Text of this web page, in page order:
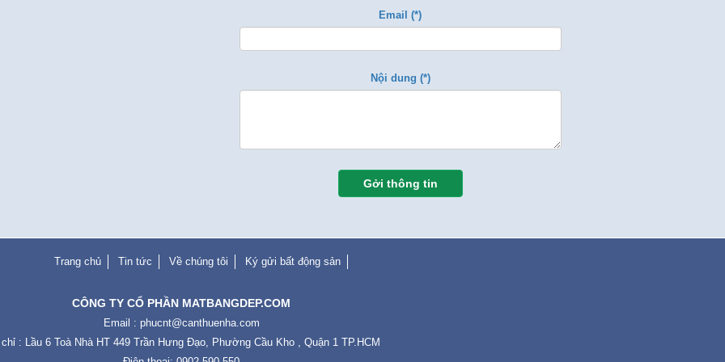
Email (*)
Nội dung (*)
Gởi thông tin
Trang chủ Tin tức Về chúng tôi Ký gửi bất động sản
CÔNG TY CỔ PHẦN MATBANGDEP.COM
Email : phucnt@canthuenha.com
: Lầu 6 Toà Nhà HT 449 Trần Hưng Đạo, Phường Cầu Kho , Quận 1 TP.HCM